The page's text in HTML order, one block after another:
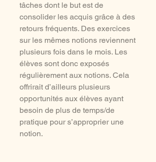
tâches dont le but est de
consolider les acquis grâce à des
retours fréquents. Des exercices
sur les mêmes notions reviennent
plusieurs fois dans le mois. Les
élèves sont donc exposés
régulièrement aux notions. Cela
offrirait d’ailleurs plusieurs
opportunités aux élèves ayant
besoin de plus de temps/de
pratique pour s’approprier une
notion.